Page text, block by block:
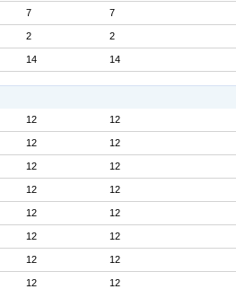
7 7
2 2
14 14
12 12
12 12
12 12
12 12
12 12
12 12
12 12
12 12